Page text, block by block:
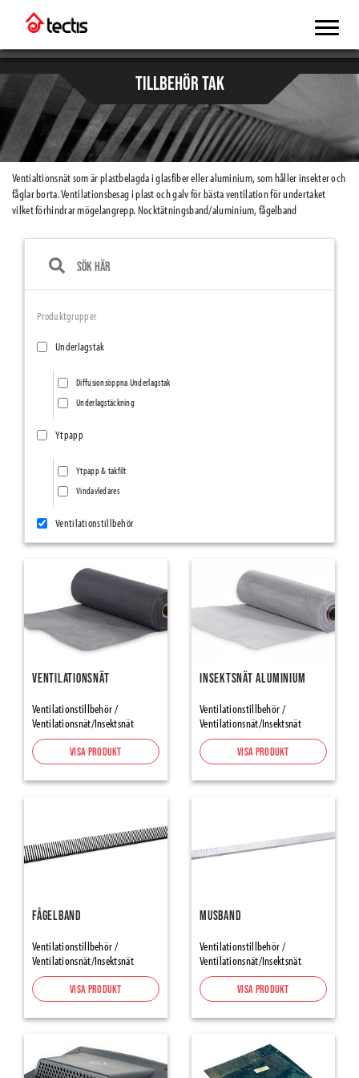
TILLBEHÖR TAK
Ventialtionsnät som är plastbelagda i glasfiber eller aluminium, som håller insekter och
fåglar borta. Ventilationsbesag i plast och galv för bästa ventilation för undertaket
vilket förhindrar mögelangrepp. Nocktätningsband/aluminium, fågelband
Produktgrupper
Underlagstak
Diffusionsöppna Underlagstak
Underlagstäckning
Ytpapp
Ytpapp & takfilt
Vindavledares
Ventilationstillbehör
Övriga ventilationstillbehör
Ång- & Luftspärrar
Vindskydd
Tätningsband
SillSealing PE-Foam & Bitumen
Element Joint Sealing
Foam Tapes and Damber Bands
Expanderande Tejp
Tätningstejper för Ångspärr & Vindskydd
Tapes Renovation, Protection-Masking
Maskeringstejp
Packtejp
Varningstejp halkskydd
Flooring Underlays
Skarvremsor
Ventilationsnät
Ventilationstillbehör /
Ventilationsnät/Insektsnät
Visa produkt
Insektsnät Aluminium
Ventilationstillbehör /
Ventilationsnät/Insektsnät
Visa produkt
Fågelband
Ventilationstillbehör /
Ventilationsnät/Insektsnät
Visa produkt
Musband
Ventilationstillbehör /
Ventilationsnät/Insektsnät
Visa produkt